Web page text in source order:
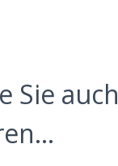
Sie auch